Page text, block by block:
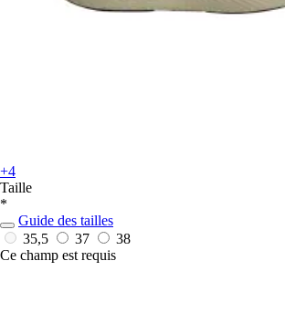
+4
Taille
*
Guide des tailles
35,5
37
38
Ce champ est requis